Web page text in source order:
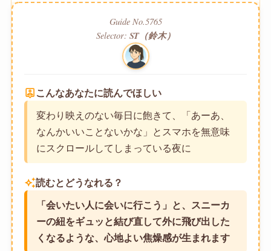
Guide No.5765
Selector: ST（鈴木）
person_pin こんなあなたに読んでほしい
変わり映えのない毎日に飽きて、「あーあ、
なんかいいことないかな」とスマホを無意味
にスクロールしてしまっている夜に
auto_awesome読むとどうなれる？
「会いたい人に会いに行こう」と、スニーカ
ーの紐をギュッと結び直して外に飛び出した
くなるような、心地よい焦燥感が生まれます